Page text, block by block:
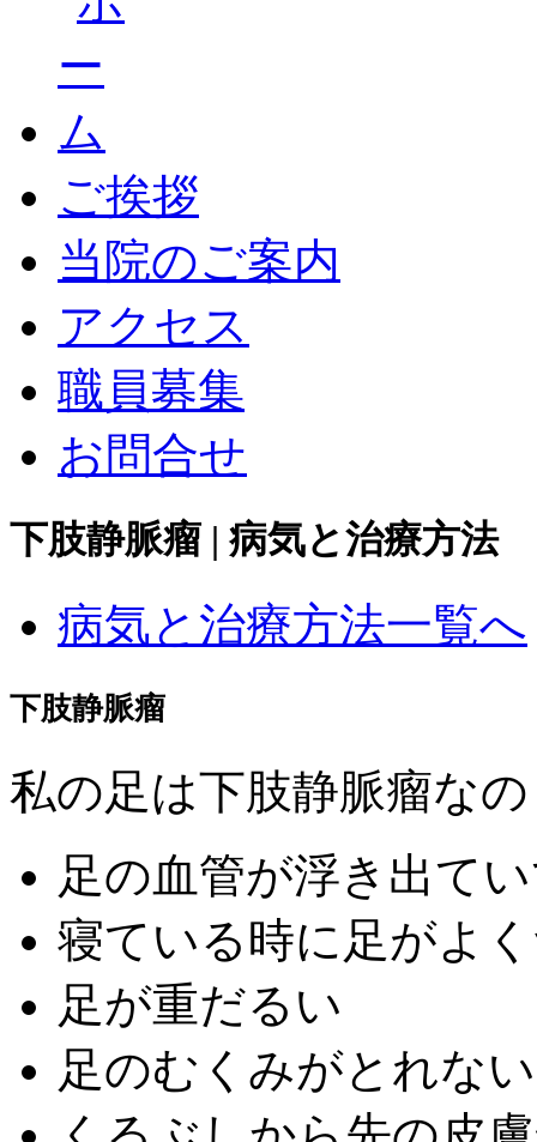
ご挨拶
当院のご案内
アクセス
職員募集
お問合せ
下肢静脈瘤 | 病気と治療方法
病気と治療方法一覧へ
下肢静脈瘤
私の足は下肢静脈瘤な
足の血管が浮き出て
寝ている時に足がよ
足が重だるい
足のむくみがとれない